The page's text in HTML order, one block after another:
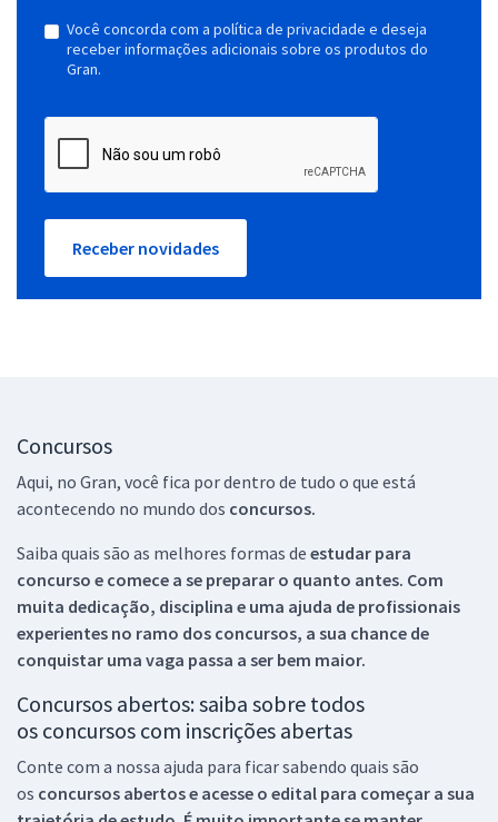
Você concorda com a política de privacidade e deseja
receber informações adicionais sobre os produtos do
Gran.
Receber novidades
Concursos
Aqui, no Gran, você fica por dentro de tudo o que está
acontecendo no mundo dos concursos.
Saiba quais são as melhores formas de estudar para
concurso e comece a se preparar o quanto antes. Com
muita dedicação, disciplina e uma ajuda de profissionais
experientes no ramo dos concursos, a sua chance de
conquistar uma vaga passa a ser bem maior.
Concursos abertos: saiba sobre todos
os concursos com inscrições abertas
Conte com a nossa ajuda para ficar sabendo quais são
os concursos abertos e acesse o edital para começar a sua